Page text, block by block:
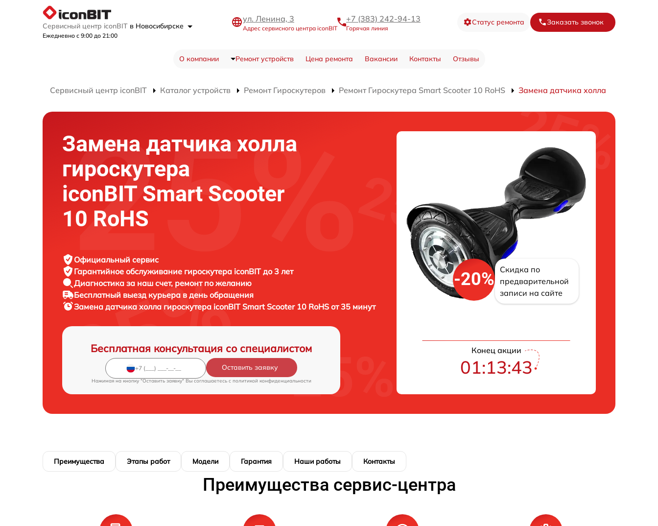
Сервисный центр iconBIT в Новосибирске
Ежедневно с 9:00 до 21:00
ул. Ленина, 3
Адрес сервисного центра iconBIT
+7 (383) 242-94-13
Горячая линия
Статус ремонта Заказать звонок
О компании Ремонт устройств Цена ремонта Вакансии Контакты Отзывы
Сервисный центр iconBIT Каталог устройств Ремонт Гироскутеров Ремонт Гироскутера Smart Scooter 10 RoHS Замена датчика холла
Замена датчика холла
гироскутера
iconBIT Smart Scooter
10 RoHS
Официальный сервис
Гарантийное обслуживание гироскутера iconBIT до 3 лет
Диагностика за наш счет, ремонт по желанию
Бесплатный выезд курьера в день обращения
Замена датчика холла гироскутера iconBIT Smart Scooter 10 RoHS от 35 минут
Бесплатная консультация со специалистом
Оставить заявку
Нажимая на кнопку "Оставить заявку" Вы соглашаетесь c политикой конфиденциальности
-20%
Скидка по
предварительной
записи на сайте
Конец акции
01:13:43
Преимущества Этапы работ Модели Гарантия Наши работы Контакты
Преимущества сервис-центра